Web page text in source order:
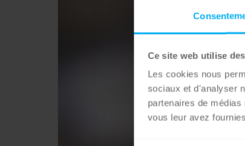
Ce site web utilise
Les cookies nous
sociaux et d'analyser
partenaires de
vous leur avez